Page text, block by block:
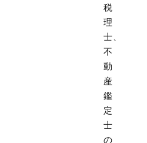
税
理
士、
不
動
産
鑑
定
士
の